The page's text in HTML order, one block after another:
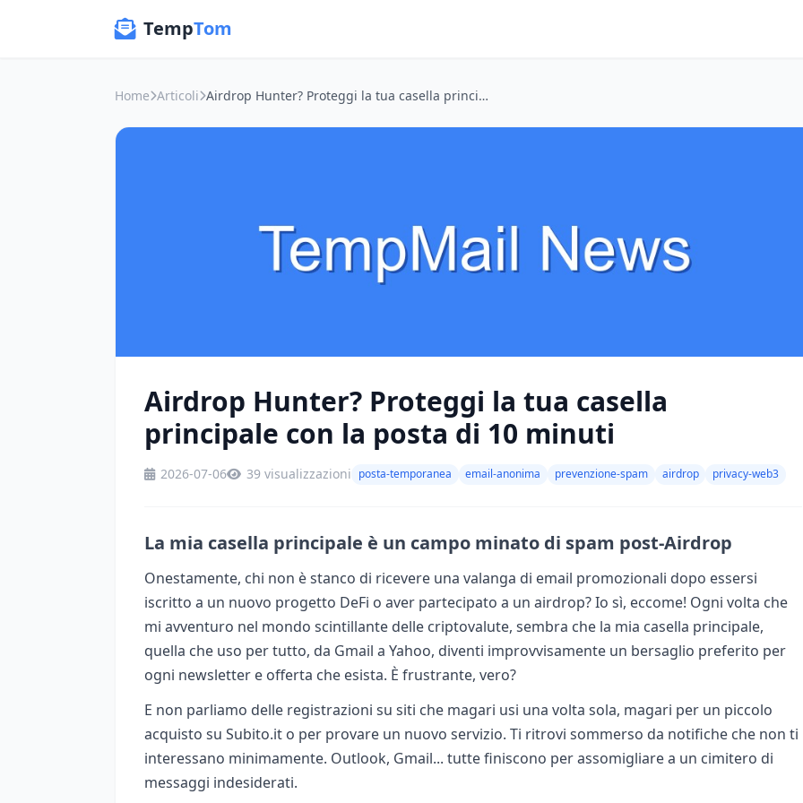
TempTom
Home Articoli Airdrop Hunter? Proteggi la tua casella principale con la posta di 10 minuti
Airdrop Hunter? Proteggi la tua casella
principale con la posta di 10 minuti
2026-07-06 39 visualizzazioni posta-temporanea email-anonima prevenzione-spam airdrop privacy-web3
La mia casella principale è un campo minato di spam post-Airdrop
Onestamente, chi non è stanco di ricevere una valanga di email promozionali dopo essersi
iscritto a un nuovo progetto DeFi o aver partecipato a un airdrop? Io sì, eccome! Ogni volta che
mi avventuro nel mondo scintillante delle criptovalute, sembra che la mia casella principale,
quella che uso per tutto, da Gmail a Yahoo, diventi improvvisamente un bersaglio preferito per
ogni newsletter e offerta che esista. È frustrante, vero?
E non parliamo delle registrazioni su siti che magari usi una volta sola, magari per un piccolo
acquisto su Subito.it o per provare un nuovo servizio. Ti ritrovi sommerso da notifiche che non ti
interessano minimamente. Outlook, Gmail... tutte finiscono per assomigliare a un cimitero di
messaggi indesiderati.